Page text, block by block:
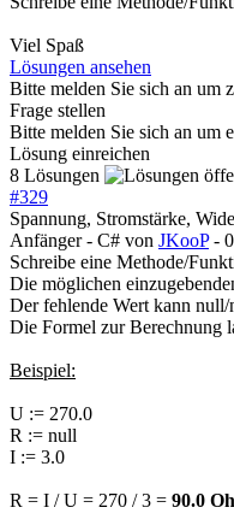
Viel Spaß
Lösungen ansehen
Bitte melden Sie sich an um
Frage stellen
Bitte melden Sie sich an um
Lösung einreichen
8 Lösungen
#329
Spannung, Stromstärke,
Anfänger - C# von JKooP -
Schreibe eine Methode/
Die möglichen
Der fehlende Wert kann null/
Die Formel zur Berechnung
Beispiel:
U := 270.0
R := null
I := 3.0
R = I / U = 270 / 3 = 90.0